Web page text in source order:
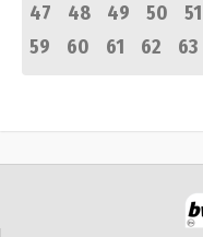
47
48 49 50 51
59
60 61 62 63